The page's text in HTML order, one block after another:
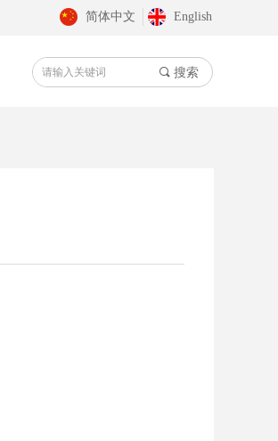
简体中文 English
끠 搜索